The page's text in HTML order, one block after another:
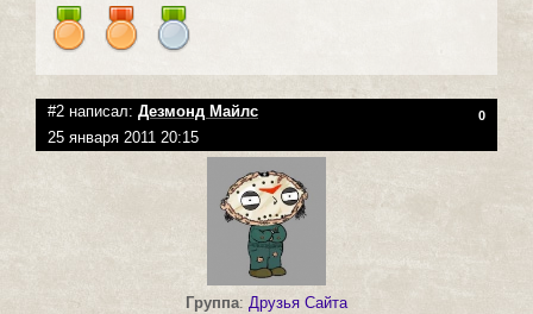
#2 написал: Дезмонд Майлс 0
25 января 2011 20:15
Группа: Друзья Сайта